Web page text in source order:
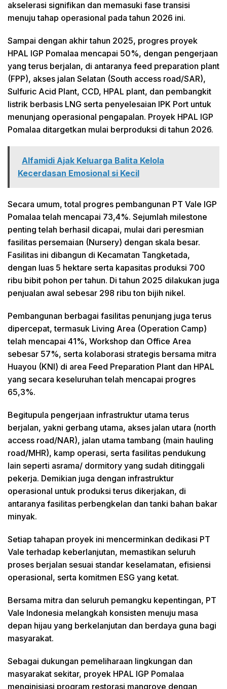
akselerasi signifikan dan memasuki fase transisi
menuju tahap operasional pada tahun 2026 ini.
Sampai dengan akhir tahun 2025, progres proyek
HPAL IGP Pomalaa mencapai 50%, dengan pengerjaan
yang terus berjalan, di antaranya feed preparation plant
(FPP), akses jalan Selatan (South access road/SAR),
Sulfuric Acid Plant, CCD, HPAL plant, dan pembangkit
listrik berbasis LNG serta penyelesaian IPK Port untuk
menunjang operasional pengapalan. Proyek HPAL IGP
Pomalaa ditargetkan mulai berproduksi di tahun 2026.
Alfamidi Ajak Keluarga Balita Kelola
Kecerdasan Emosional si Kecil
Secara umum, total progres pembangunan PT Vale IGP
Pomalaa telah mencapai 73,4%. Sejumlah milestone
penting telah berhasil dicapai, mulai dari peresmian
fasilitas persemaian (Nursery) dengan skala besar.
Fasilitas ini dibangun di Kecamatan Tangketada,
dengan luas 5 hektare serta kapasitas produksi 700
ribu bibit pohon per tahun. Di tahun 2025 dilakukan juga
penjualan awal sebesar 298 ribu ton bijih nikel.
Pembangunan berbagai fasilitas penunjang juga terus
dipercepat, termasuk Living Area (Operation Camp)
telah mencapai 41%, Workshop dan Office Area
sebesar 57%, serta kolaborasi strategis bersama mitra
Huayou (KNI) di area Feed Preparation Plant dan HPAL
yang secara keseluruhan telah mencapai progres
65,3%.
Begitupula pengerjaan infrastruktur utama terus
berjalan, yakni gerbang utama, akses jalan utara (north
access road/NAR), jalan utama tambang (main hauling
road/MHR), kamp operasi, serta fasilitas pendukung
lain seperti asrama/ dormitory yang sudah ditinggali
pekerja. Demikian juga dengan infrastruktur
operasional untuk produksi terus dikerjakan, di
antaranya fasilitas perbengkelan dan tanki bahan bakar
minyak.
Setiap tahapan proyek ini mencerminkan dedikasi PT
Vale terhadap keberlanjutan, memastikan seluruh
proses berjalan sesuai standar keselamatan, efisiensi
operasional, serta komitmen ESG yang ketat.
Bersama mitra dan seluruh pemangku kepentingan, PT
Vale Indonesia melangkah konsisten menuju masa
depan hijau yang berkelanjutan dan berdaya guna bagi
masyarakat.
Sebagai dukungan pemeliharaan lingkungan dan
masyarakat sekitar, proyek HPAL IGP Pomalaa
menginisiasi program restorasi mangrove dengan